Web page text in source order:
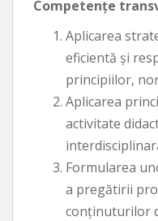
Competenţe
Aplicarea
eficientă şi
principiilor,
Aplicarea
activitate
Formularea
a pregătirii
conţinuturilor